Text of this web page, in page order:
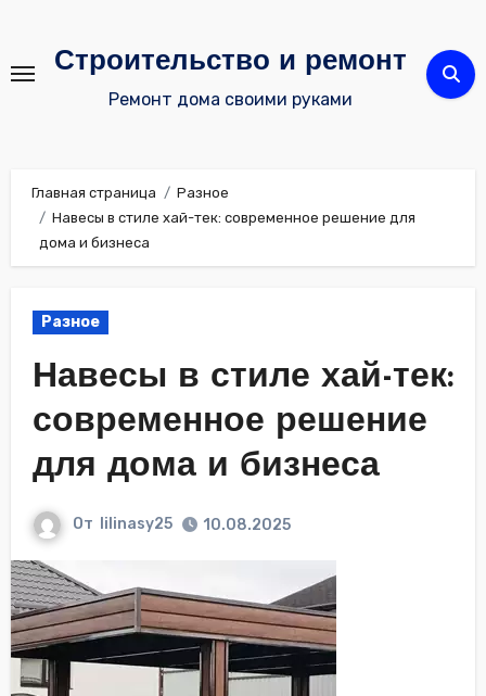
содержимому
Строительство и ремонт
Ремонт дома своими руками
Главная страница
Разное
Навесы в стиле хай-тек: современное решение для
дома и бизнеса
Разное
Навесы в стиле хай-тек:
современное решение
для дома и бизнеса
От lilinasy25 10.08.2025